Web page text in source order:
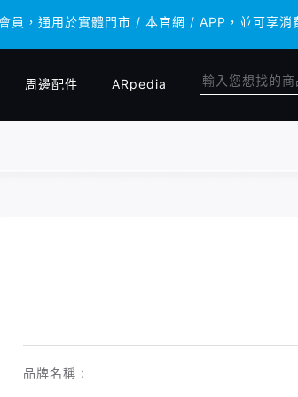
，通用於實體門市 / 本官網 / APP，並可享消
，通用於實體門市 / 本官網 / APP，並可享消
周邊配件 ARpedia
品牌名稱 :